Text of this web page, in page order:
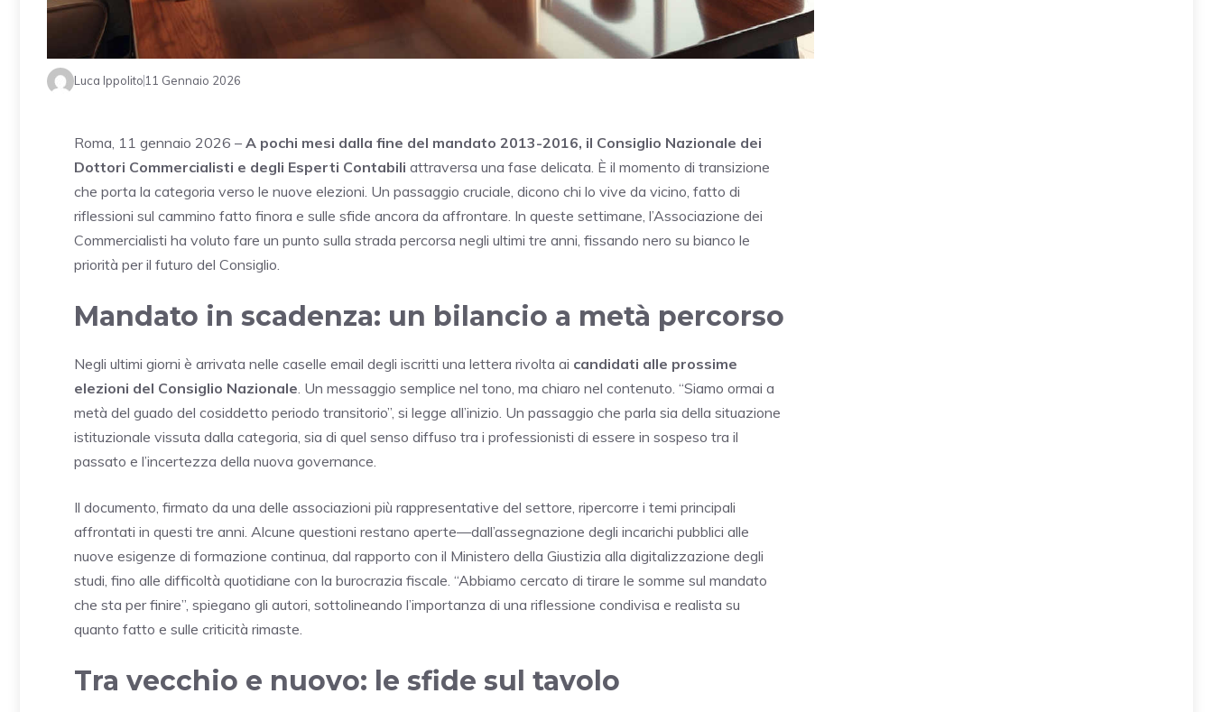
Luca Ippolito 11 Gennaio 2026
Roma, 11 gennaio 2026 – A pochi mesi dalla fine del mandato 2013-2016, il Consiglio Nazionale dei
Dottori Commercialisti e degli Esperti Contabili attraversa una fase delicata. È il momento di transizione
che porta la categoria verso le nuove elezioni. Un passaggio cruciale, dicono chi lo vive da vicino, fatto di
riflessioni sul cammino fatto finora e sulle sfide ancora da affrontare. In queste settimane, l’Associazione dei
Commercialisti ha voluto fare un punto sulla strada percorsa negli ultimi tre anni, fissando nero su bianco le
priorità per il futuro del Consiglio.
Mandato in scadenza: un bilancio a metà percorso
Negli ultimi giorni è arrivata nelle caselle email degli iscritti una lettera rivolta ai candidati alle prossime
elezioni del Consiglio Nazionale . Un messaggio semplice nel tono, ma chiaro nel contenuto. “Siamo ormai a
metà del guado del cosiddetto periodo transitorio”, si legge all’inizio. Un passaggio che parla sia della situazione
istituzionale vissuta dalla categoria, sia di quel senso diffuso tra i professionisti di essere in sospeso tra il
passato e l’incertezza della nuova governance.
Il documento, firmato da una delle associazioni più rappresentative del settore, ripercorre i temi principali
affrontati in questi tre anni. Alcune questioni restano aperte—dall’assegnazione degli incarichi pubblici alle
nuove esigenze di formazione continua, dal rapporto con il Ministero della Giustizia alla digitalizzazione degli
studi, fino alle difficoltà quotidiane con la burocrazia fiscale. “Abbiamo cercato di tirare le somme sul mandato
che sta per finire”, spiegano gli autori, sottolineando l’importanza di una riflessione condivisa e realista su
quanto fatto e sulle criticità rimaste.
Tra vecchio e nuovo: le sfide sul tavolo